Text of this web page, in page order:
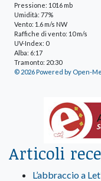
Pressione: 1016 mb
Umidità: 77%
Vento: 1.6 m/s NW
Raffiche di vento: 10 m/s
UV-Index: 0
Alba: 6:17
Tramonto: 20:30
© 2026 Powered by Open-
Articoli
L’abbraccio a